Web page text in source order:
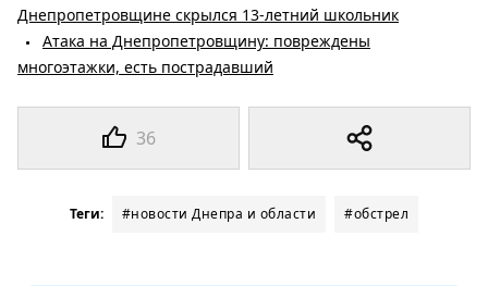
36
Днепропетровщине скрылся 13-летний школьник
Атака на Днепропетровщину: повреждены
многоэтажки, есть пострадавший
Теги: #новости Днепра и области #обстрел